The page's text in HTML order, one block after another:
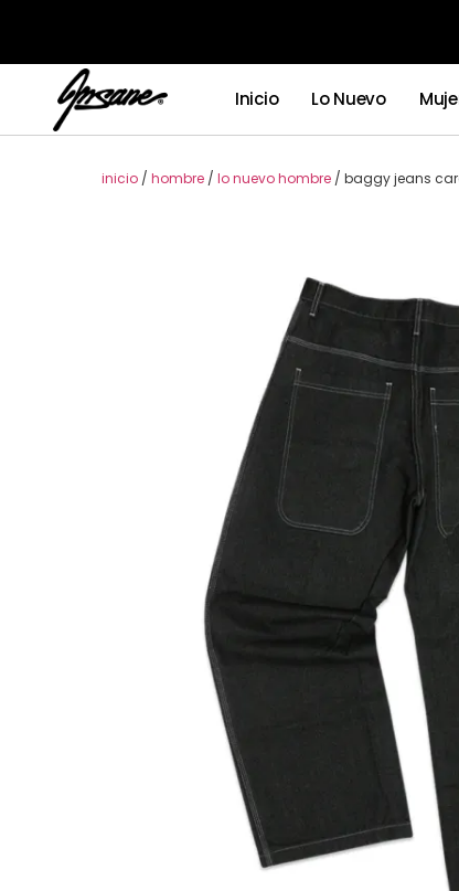
Inicio Lo Nuevo
inicio / hombre / lo nuevo hombre / baggy jeans